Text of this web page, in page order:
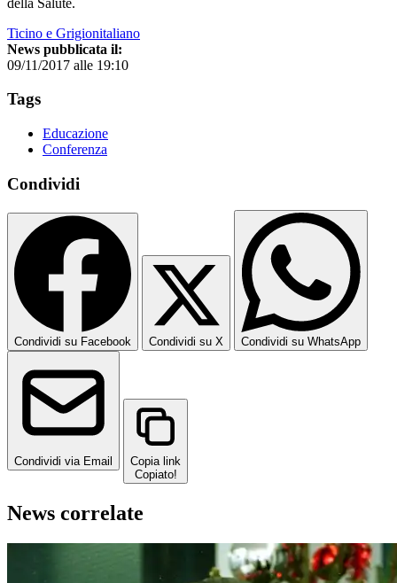
Ticino e Grigionitaliano
News pubblicata il:
09/11/2017 alle 19:10
Tags
Educazione
Conferenza
Condividi
Condividi su Facebook Condividi su X Condividi su WhatsApp
Condividi via Email
Copia link
Copiato!
News correlate